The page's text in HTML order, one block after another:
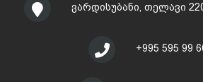
ვარდისუბანი, თელავი
+995 595 99